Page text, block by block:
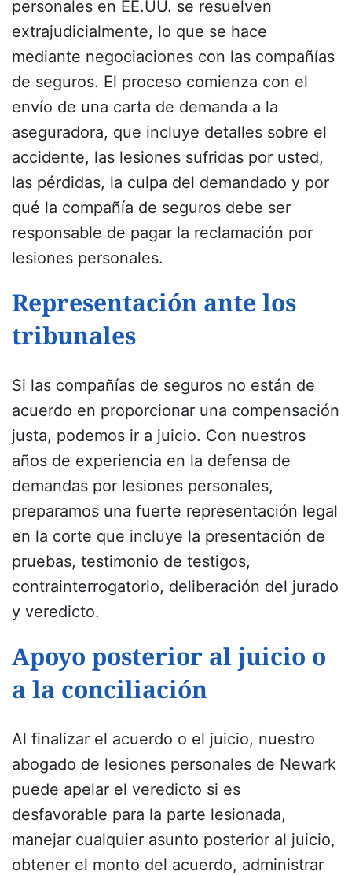
personales en EE.UU. se resuelven
extrajudicialmente, lo que se hace
mediante negociaciones con las compañías
de seguros. El proceso comienza con el
envío de una carta de demanda a la
aseguradora, que incluye detalles sobre el
accidente, las lesiones sufridas por usted,
las pérdidas, la culpa del demandado y por
qué la compañía de seguros debe ser
responsable de pagar la reclamación por
lesiones personales.
Representación ante los
tribunales
Si las compañías de seguros no están de
acuerdo en proporcionar una compensación
justa, podemos ir a juicio. Con nuestros
años de experiencia en la defensa de
demandas por lesiones personales,
preparamos una fuerte representación legal
en la corte que incluye la presentación de
pruebas, testimonio de testigos,
contrainterrogatorio, deliberación del jurado
y veredicto.
Apoyo posterior al juicio o
a la conciliación
Al finalizar el acuerdo o el juicio, nuestro
abogado de lesiones personales de Newark
puede apelar el veredicto si es
desfavorable para la parte lesionada,
manejar cualquier asunto posterior al juicio,
obtener el monto del acuerdo, administrar